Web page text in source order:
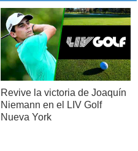
Revive la victoria de Joaquín
Niemann en el LIV Golf
Nueva York